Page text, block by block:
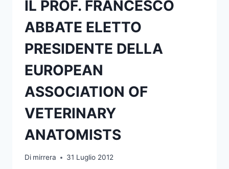
IL PROF. FRANCESCO
ABBATE ELETTO
PRESIDENTE DELLA
EUROPEAN
ASSOCIATION OF
VETERINARY
ANATOMISTS
Di mirrera 31 Luglio 2012